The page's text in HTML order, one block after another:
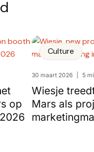
op
Culture
30 maart 2026 5
Wiesje
Mars als